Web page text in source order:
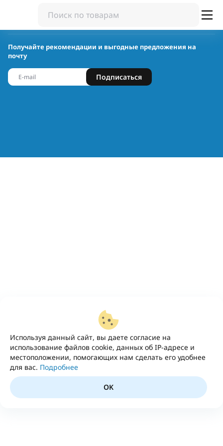
Используя данный сайт, вы даете согласие на
использование файлов cookie, данных об IP-адресе и
местоположении, помогающих нам сделать его удобнее
для вас. Подробнее
OK
Получайте рекомендации и выгодные предложения на
почту
Подписаться